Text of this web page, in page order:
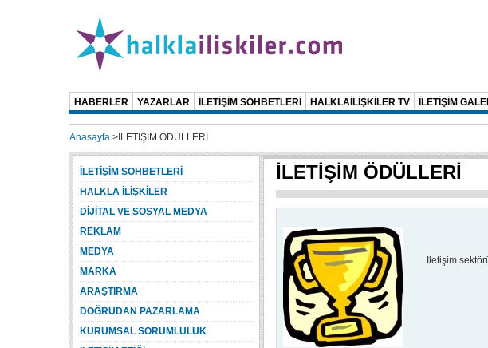
HABERLER YAZARLAR İLETİŞİM SOHBETLERİ HALKLAİLİŞKİLER TV İLETİŞİM
Anasayfa > İLETİŞİM ÖDÜLLERİ
İLETİŞİM ÖDÜLLERİ
İletişim
İLETİŞİM SOHBETLERİ
HALKLA İLİŞKİLER
DİJİTAL VE SOSYAL MEDYA
REKLAM
MEDYA
MARKA
ARAŞTIRMA
DOĞRUDAN PAZARLAMA
KURUMSAL SORUMLULUK